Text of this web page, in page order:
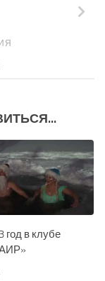
год в клубе